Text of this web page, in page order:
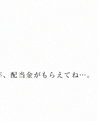
配当金がもらえてね…。